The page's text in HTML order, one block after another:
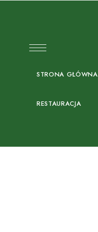
STRONA GŁÓWNA
RESTAURACJA